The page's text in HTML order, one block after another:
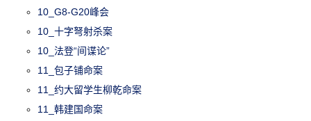
10_G8-G20峰会
10_十字弩射杀案
10_法登“间谍论”
11_包子铺命案
11_约大留学生柳乾命案
11_韩建国命案